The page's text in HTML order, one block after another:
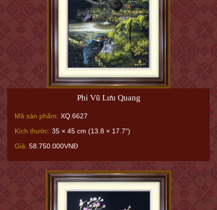
Phi Vũ Lưu Quang
Mã sản phẩm: XQ.6627
Kích thước: 35 × 45 cm (13.8 × 17.7")
Giá: 58.750.000VNĐ